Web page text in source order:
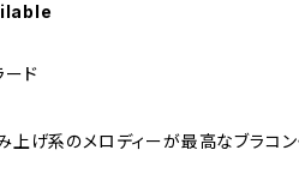
ド
げ系のメロディーが最高なブラコン